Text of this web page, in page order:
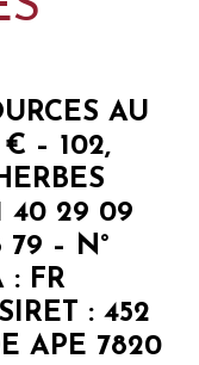
AU
– 102,
40 29 09
– N°
: FR
: 452
APE 7820